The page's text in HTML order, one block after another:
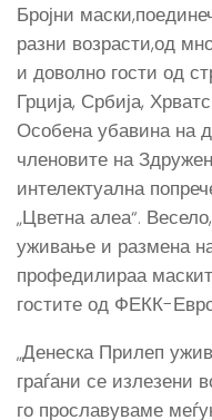
Бројни
разни возрасти,од
и доволно гости од
Грција, Србија,
Особена убавина на
членовите на
интелектуална
„Цветна алеа“.
уживање и размена
профедилираа
гостите од ФЕКК-
„Денеска Прилеп
граѓани се излезени
го прославуваме